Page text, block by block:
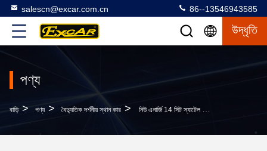
salescn@excar.com.cn 86--13546943585
উদ্ধৃতি
পণ্য
বাড়ি > পণ্য > বৈদ্যুতিক দর্শনীয় স্থান কার > নিউ এনার্জি 14 সিট স্যাটেল বাস গাড়ি বন্ধ দরজা সহ